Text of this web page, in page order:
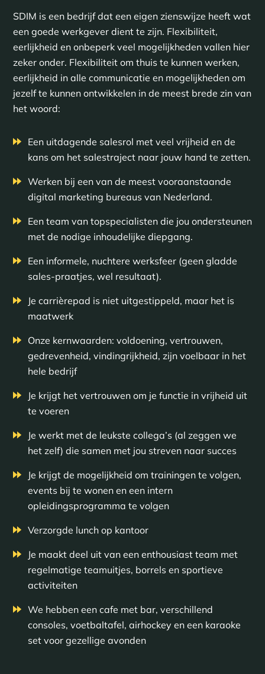
SDIM is een bedrijf dat een eigen zienswijze heeft wat
een goede werkgever dient te zijn. Flexibiliteit,
eerlijkheid en onbeperk veel mogelijkheden vallen hier
zeker onder. Flexibiliteit om thuis te kunnen werken,
eerlijkheid in alle communicatie en mogelijkheden om
jezelf te kunnen ontwikkelen in de meest brede zin van
het woord:
Een uitdagende salesrol met veel vrijheid en de
kans om het salestraject naar jouw hand te zetten.
Werken bij een van de meest vooraanstaande
digital marketing bureaus van Nederland.
Een team van topspecialisten die jou ondersteunen
met de nodige inhoudelijke diepgang.
Een informele, nuchtere werksfeer (geen gladde
sales-praatjes, wel resultaat).
Je carrièrepad is niet uitgestippeld, maar het is
maatwerk
Onze kernwaarden: voldoening, vertrouwen,
gedrevenheid, vindingrijkheid, zijn voelbaar in het
hele bedrijf
Je krijgt het vertrouwen om je functie in vrijheid uit
te voeren
Je werkt met de leukste collega’s (al zeggen we
het zelf) die samen met jou streven naar succes
Je krijgt de mogelijkheid om trainingen te volgen,
events bij te wonen en een intern
opleidingsprogramma te volgen
Verzorgde lunch op kantoor
Je maakt deel uit van een enthousiast team met
regelmatige teamuitjes, borrels en sportieve
activiteiten
We hebben een cafe met bar, verschillend
consoles, voetbaltafel, airhockey en een karaoke
set voor gezellige avonden